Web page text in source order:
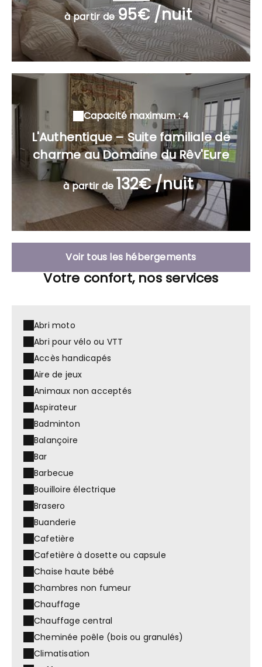
à partir de95€ /nuit
Capacité maximum : 4
L'Authentique – Suite familiale de
charme au Domaine du Rêv'Eure
à partir de 132€ /nuit
Voir tous les hébergements
Votre confort, nos services
Abri moto
Abri pour vélo ou VTT
Accès handicapés
Aire de jeux
Animaux non acceptés
Aspirateur
Badminton
Balançoire
Bar
Barbecue
Bouilloire électrique
Brasero
Buanderie
Cafetière
Cafetière à dosette ou capsule
Chaise haute bébé
Chambres non fumeur
Chauffage
Chauffage central
Cheminée poêle (bois ou granulés)
Climatisation